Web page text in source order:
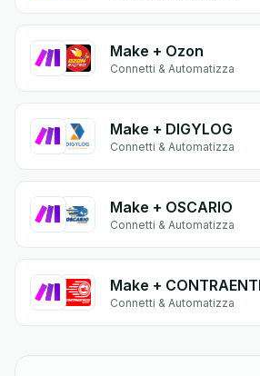
Make + Ozon
Connetti & Automatizza
Make + DIGYLOG
Connetti & Automatizza
Make + OSCARIO
Connetti & Automatizza
Make +
Connetti & Automatizza